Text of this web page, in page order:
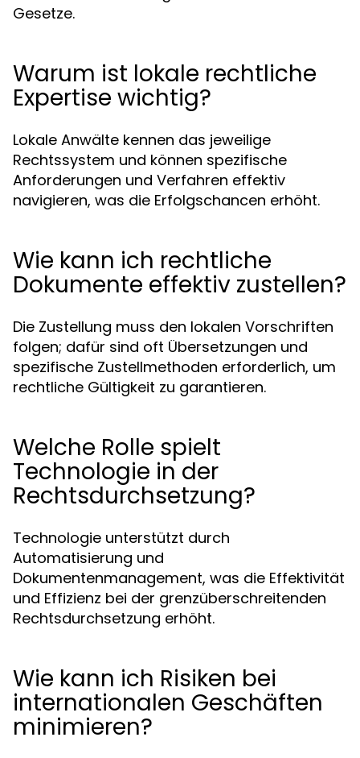
Gesetze.
Warum ist lokale rechtliche
Expertise wichtig?
Lokale Anwälte kennen das jeweilige
Rechtssystem und können spezifische
Anforderungen und Verfahren effektiv
navigieren, was die Erfolgschancen erhöht.
Wie kann ich rechtliche
Dokumente effektiv zustellen?
Die Zustellung muss den lokalen Vorschriften
folgen; dafür sind oft Übersetzungen und
spezifische Zustellmethoden erforderlich, um
rechtliche Gültigkeit zu garantieren.
Welche Rolle spielt
Technologie in der
Rechtsdurchsetzung?
Technologie unterstützt durch
Automatisierung und
Dokumentenmanagement, was die Effektivität
und Effizienz bei der grenzüberschreitenden
Rechtsdurchsetzung erhöht.
Wie kann ich Risiken bei
internationalen Geschäften
minimieren?